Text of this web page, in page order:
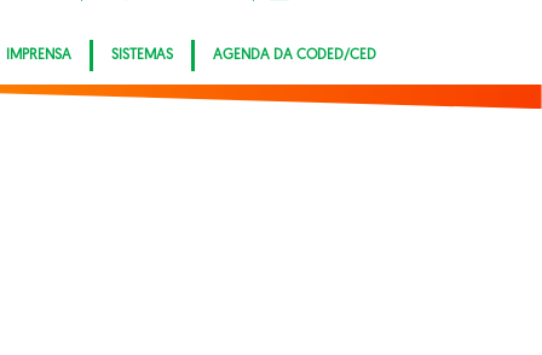
IMPRENSA SISTEMAS AGENDA DA CODED/CED